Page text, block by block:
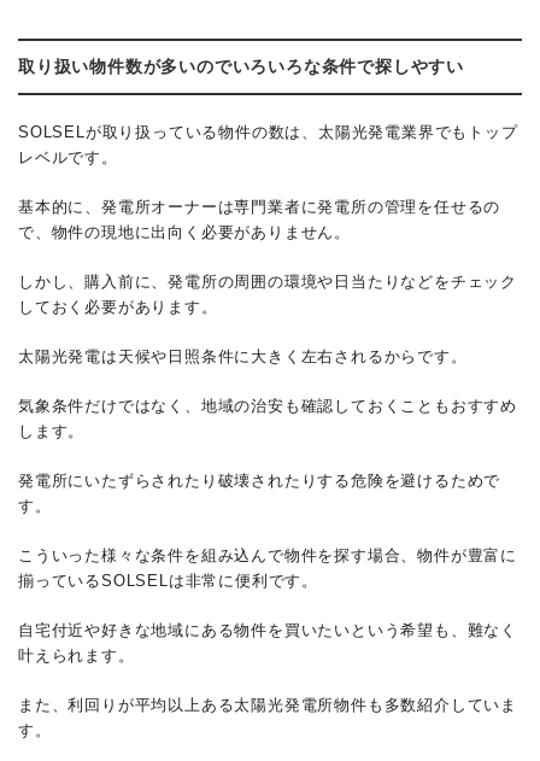
取り扱い物件数が多いのでいろいろな条件で探しやすい
SOLSELが取り扱っている物件の数は、太陽光発電業界でもトップ
レベルです。
基本的に、発電所オーナーは専門業者に発電所の管理を任せるの
で、物件の現地に出向く必要がありません。
しかし、購入前に、発電所の周囲の環境や日当たりなどをチェック
しておく必要があります。
太陽光発電は天候や日照条件に大きく左右されるからです。
気象条件だけではなく、地域の治安も確認しておくこともおすすめ
します。
発電所にいたずらされたり破壊されたりする危険を避けるためで
す。
こういった様々な条件を組み込んで物件を探す場合、物件が豊富に
揃っているSOLSELは非常に便利です。
自宅付近や好きな地域にある物件を買いたいという希望も、難なく
叶えられます。
また、利回りが平均以上ある太陽光発電所物件も多数紹介していま
す。